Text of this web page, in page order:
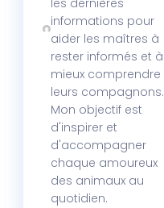
les dernières
informations pour
aider les maîtres à
rester informés et à
mieux comprendre
leurs compagnons.
Mon objectif est
d'inspirer et
d'accompagner
chaque amoureux
des animaux au
quotidien.